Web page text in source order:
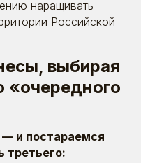
наращивать
Российской
выбирая
«очередного
и постараемся
третьего: